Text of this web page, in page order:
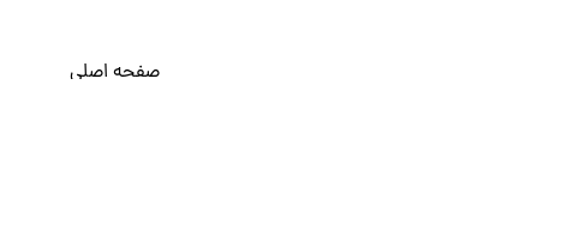
صفحه اصلی